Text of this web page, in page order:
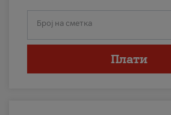
Број на сметка
Плати